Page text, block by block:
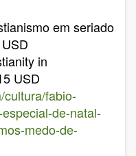
em seriado
in
USD
cultura/fabio-
de-natal-
medo-de-